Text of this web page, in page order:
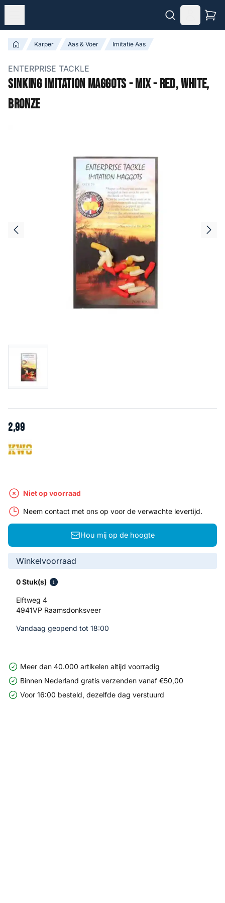
Karper Aas & Voer Imitatie Aas
ENTERPRISE TACKLE
Sinking Imitation Maggots - Mix - Red, White,
Bronze
2,99
Niet op voorraad
Neem contact met ons op voor de verwachte levertijd.
Hou mij op de hoogte
Winkelvoorraad
0 Stuk(s)
Elftweg 4
4941VP Raamsdonksveer
Vandaag geopend tot 18:00
Meer dan 40.000 artikelen altijd voorradig
Binnen Nederland gratis verzenden vanaf €50,00
Voor 16:00 besteld, dezelfde dag verstuurd